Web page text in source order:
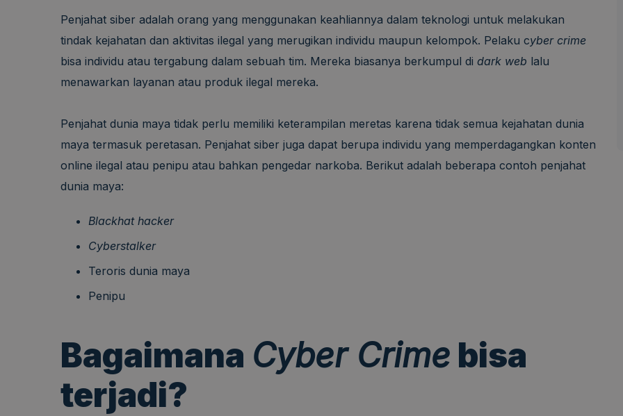
Penjahat siber adalah orang yang menggunakan keahliannya dalam teknologi untuk melakukan
tindak kejahatan dan aktivitas ilegal yang merugikan individu maupun kelompok. Pelaku cyber crime
bisa individu atau tergabung dalam sebuah tim. Mereka biasanya berkumpul di dark web lalu
menawarkan layanan atau produk ilegal mereka.
Penjahat dunia maya tidak perlu memiliki keterampilan meretas karena tidak semua kejahatan dunia
maya termasuk peretasan. Penjahat siber juga dapat berupa individu yang memperdagangkan konten
online ilegal atau penipu atau bahkan pengedar narkoba. Berikut adalah beberapa contoh penjahat
dunia maya:
Blackhat hacker
Cyberstalker
Teroris dunia maya
Penipu
Bagaimana Cyber Crime bisa
terjadi?